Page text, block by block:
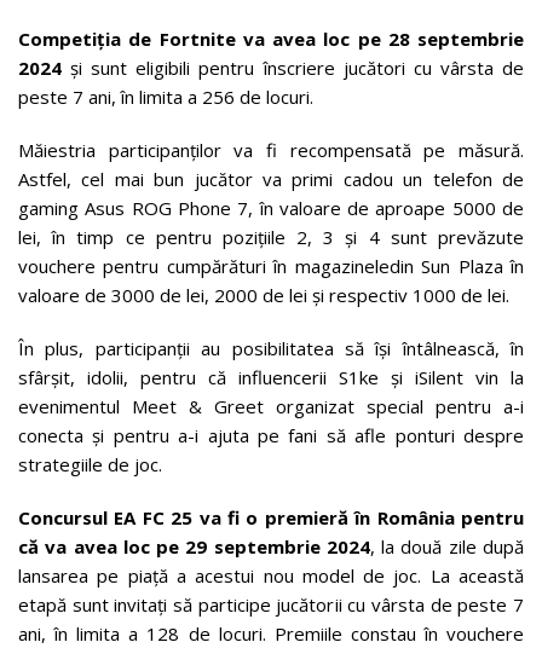
Competiția de Fortnite va avea loc pe 28 septembrie
2024 și sunt eligibili pentru înscriere jucători cu vârsta de
peste 7 ani, în limita a 256 de locuri.
Măiestria participanților va fi recompensată pe măsură.
Astfel, cel mai bun jucător va primi cadou un telefon de
gaming Asus ROG Phone 7, în valoare de aproape 5000 de
lei, în timp ce pentru pozițiile 2, 3 și 4 sunt prevăzute
vouchere pentru cumpărături în magazineledin Sun Plaza în
valoare de 3000 de lei, 2000 de lei și respectiv 1000 de lei.
În plus, participanții au posibilitatea să își întâlnească, în
sfârșit, idolii, pentru că influencerii S1ke și iSilent vin la
evenimentul Meet & Greet organizat special pentru a-i
conecta și pentru a-i ajuta pe fani să afle ponturi despre
strategiile de joc.
Concursul EA FC 25 va fi o premieră în România pentru
că va avea loc pe 29 septembrie 2024, la două zile după
lansarea pe piață a acestui nou model de joc. La această
etapă sunt invitați să participe jucătorii cu vârsta de peste 7
ani, în limita a 128 de locuri. Premiile constau în vouchere